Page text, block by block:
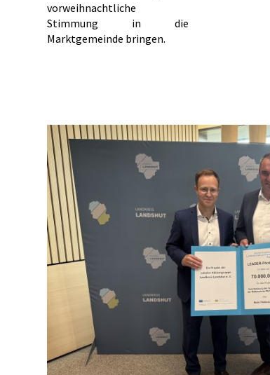
vorweihnachtliche
Stimmung in die
Marktgemeinde bringen.